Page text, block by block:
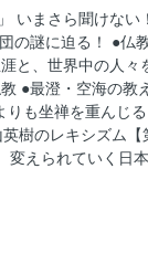
瀧音能之先生と
を語る」
」 いまさら聞け
教義と教団の謎に
山マップまでイ
とく ●はじめての
・学派としての
いまさら聞けない
の謎に迫る！ ●仏
、世界中の人々
●最澄・空海の教
も坐禅を重んじ
樹のレキシズム【
えられていく日